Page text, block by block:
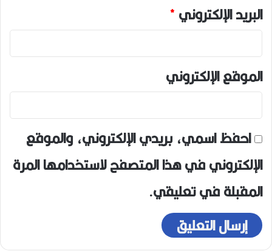
البريد الإلكتروني*
الموقع الإلكتروني
احفظ اسمي، بريدي الإلكتروني، والموقع
الإلكتروني في هذا المتصفح لاستخدامها المرة
المقبلة في تعليقي.